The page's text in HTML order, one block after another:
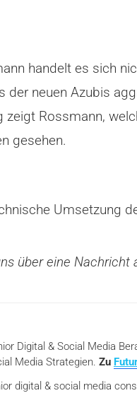
handelt es sich
neuen Azubis
Rossmann,
gesehen.
Umsetzung
über eine Nachricht
Digital & Social Media
Media Strategien. Zu
digital & social media